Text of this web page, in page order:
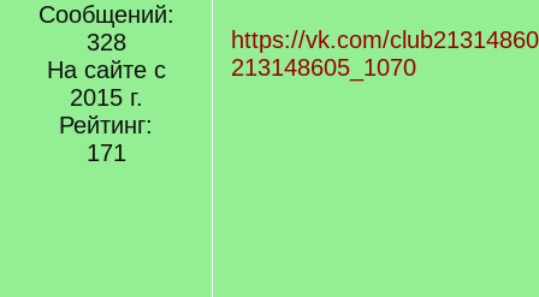
Сообщений:
328
На сайте с
2015 г.
Рейтинг:
171
https://vk.com/
213148605_1070